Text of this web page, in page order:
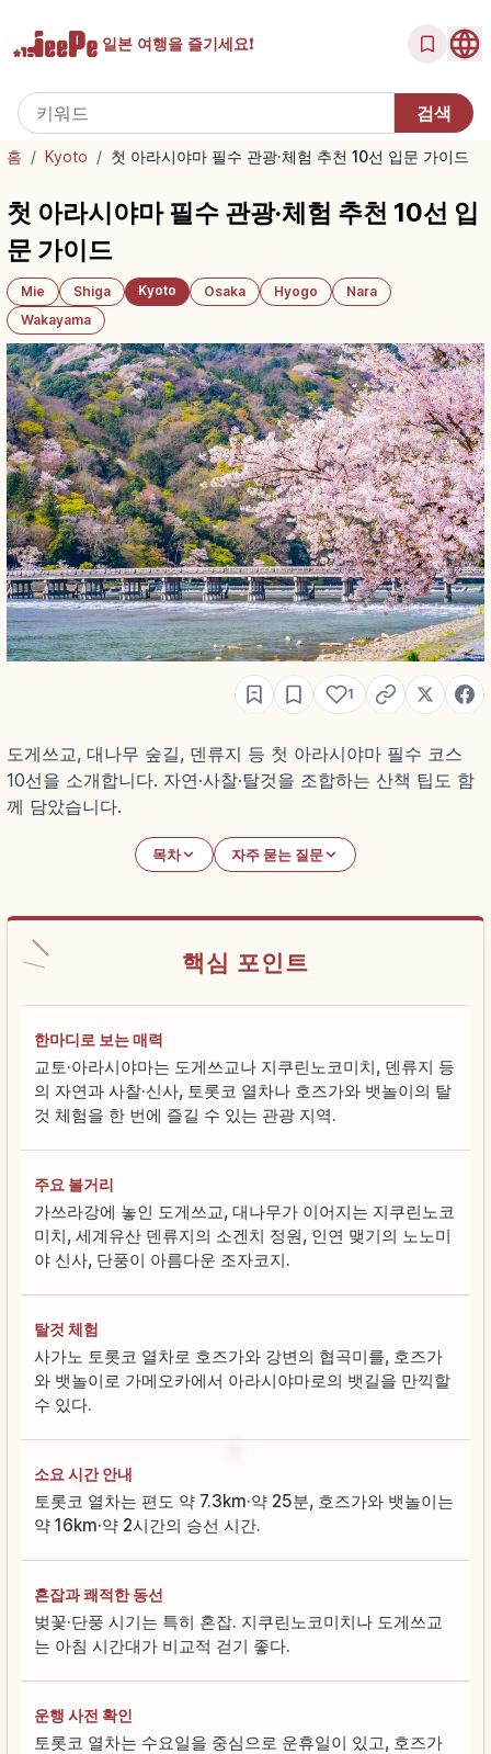
일본 여행을 즐기세요!
홈 / Kyoto / 첫 아라시야마 필수 관광·체험 추천 10선 입문 가이드
첫 아라시야마 필수 관광·체험 추천 10선 입
문 가이드
Mie Shiga Kyoto Osaka Hyogo
Nara
Wakayama
1
도게쓰교, 대나무 숲길, 덴류지 등 첫 아라시야마 필수 코스
10선을 소개합니다. 자연·사찰·탈것을 조합하는 산책 팁도 함
께 담았습니다.
목차 자주 묻는 질문
핵심 포인트
한마디로 보는 매력
교토·아라시야마는 도게쓰교나 지쿠린노코미치, 덴류지 등
의 자연과 사찰·신사, 토롯코 열차나 호즈가와 뱃놀이의 탈
것 체험을 한 번에 즐길 수 있는 관광 지역.
주요 볼거리
가쓰라강에 놓인 도게쓰교, 대나무가 이어지는 지쿠린노코
미치, 세계유산 덴류지의 소겐치 정원, 인연 맺기의 노노미
야 신사, 단풍이 아름다운 조자코지.
탈것 체험
사가노 토롯코 열차로 호즈가와 강변의 협곡미를, 호즈가
와 뱃놀이로 가메오카에서 아라시야마로의 뱃길을 만끽할
수 있다.
소요 시간 안내
토롯코 열차는 편도 약 7.3km·약 25분, 호즈가와 뱃놀이는
약 16km·약 2시간의 승선 시간.
혼잡과 쾌적한 동선
벚꽃·단풍 시기는 특히 혼잡. 지쿠린노코미치나 도게쓰교
는 아침 시간대가 비교적 걷기 좋다.
운행 사전 확인
토롯코 열차는 수요일을 중심으로 운휴일이 있고, 호즈가